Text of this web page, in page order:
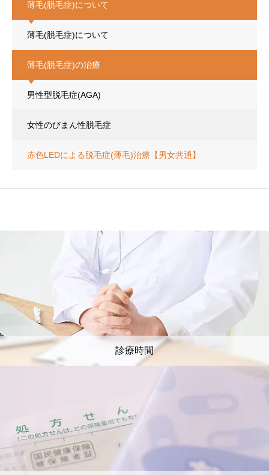
薄毛(脱毛症)について
薄毛(脱毛症)について
薄毛(脱毛症)の治療
男性型脱毛症(AGA)
女性のびまん性脱毛症
赤色LEDによる脱毛症(薄毛)治療【男女共通】
診療時間